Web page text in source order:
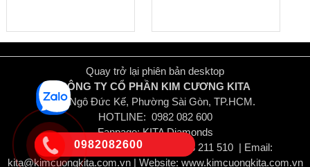
Quay trở lại phiên bản desktop
CÔNG TY CỔ PHẦN KIM CƯƠNG KITA
82 Ngô Đức Kế, Phường Sài Gòn, TP.HCM.
HOTLINE: 0982 082 600
Fanpage:KITA Diamonds
Tel: (84-28) 38 211 476 | (84-28) 38 211 510 | Email:
kita@kimcuongkita.com.vn | Website: www.kimcuongkita.com.vn
0982082600